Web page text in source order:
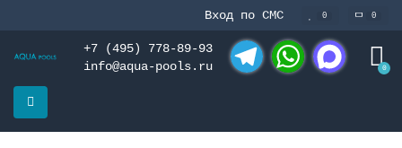
Вход по СМС 0 0
+7 (495) 778-89-93
info@aqua-pools.ru
0